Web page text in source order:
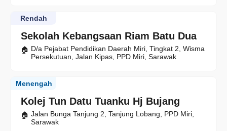
Sekolah Kebangsaan Riam Batu Dua
Rendah
D/a Pejabat Pendidikan Daerah Miri, Tingkat 2, Wisma
Persekutuan, Jalan Kipas, PPD Miri, Sarawak
Kolej Tun Datu Tuanku Hj Bujang
Menengah
Jalan Bunga Tanjung 2, Tanjung Lobang, PPD Miri,
Sarawak